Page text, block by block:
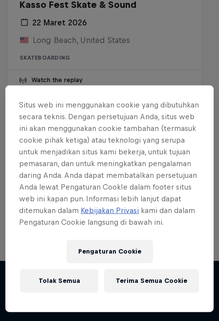
Kasso Fest Skate & Sound
22 Maret 2026
Long Beach, United States
SKATEBOARDING
Watch the replay
Want more of this?
Skateboarding
Welcome to the Red Bull Skateboarding hub, your
source for skateboarding news, videos, rider …
Situs web ini menggunakan cookie yang dibutuhkan
secara teknis. Dengan persetujuan Anda, situs web
ini akan menggunakan cookie tambahan (termasuk
cookie pihak ketiga) atau teknologi yang serupa
untuk menjadikan situs kami bekerja, untuk tujuan
pemasaran, dan untuk meningkatkan pengalaman
daring Anda. Anda dapat membatalkan persetujuan
Anda lewat Pengaturan CookIe dalam footer situs
web ini kapan pun. Informasi lebih lanjut dapat
ditemukan dalam Kebijakan Privasi kami dan dalam
Pengaturan Cookie langsung di bawah ini.
Pengaturan Cookie
Tolak Semua Terima Semua Cookie